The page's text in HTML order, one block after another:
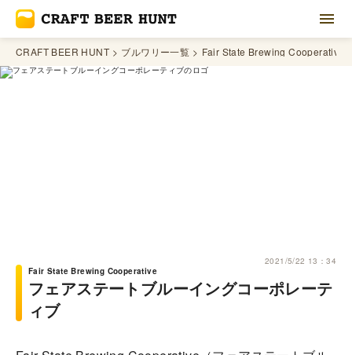
CRAFT BEER HUNT ブルワリー一覧 Fair State Brewing Cooperative
2021/5/22 13：34
Fair State Brewing Cooperative
フェアステートブルーイングコーポレーテ
ィブ